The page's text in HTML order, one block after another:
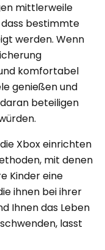
mittlerweile
bestimmte
werden. Wenn
komfortabel
genießen und
beteiligen
Xbox einrichten
mit denen
Kinder eine
ihnen bei ihrer
Ihnen das Leben
lasst